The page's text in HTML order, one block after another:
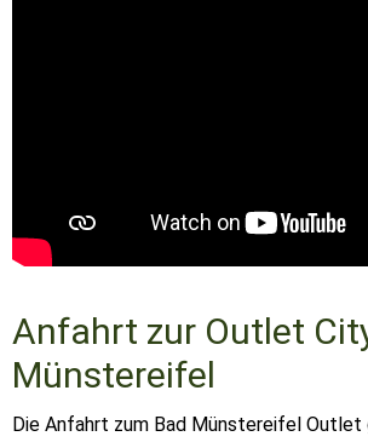
Anfahrt zur Outlet
Münstereifel
Die Anfahrt zum Bad Münstereifel